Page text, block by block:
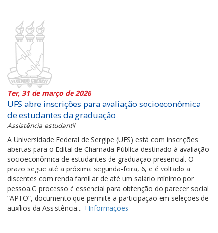
Ter, 31 de março de 2026
UFS abre inscrições para avaliação socioeconômica
de estudantes da graduação
Assistência estudantil
A Universidade Federal de Sergipe (UFS) está com inscrições
abertas para o Edital de Chamada Pública destinado à avaliação
socioeconômica de estudantes de graduação presencial. O
prazo segue até a próxima segunda-feira, 6, e é voltado a
discentes com renda familiar de até um salário mínimo por
pessoa.O processo é essencial para obtenção do parecer social
“APTO”, documento que permite a participação em seleções de
auxílios da Assistência... +Informações